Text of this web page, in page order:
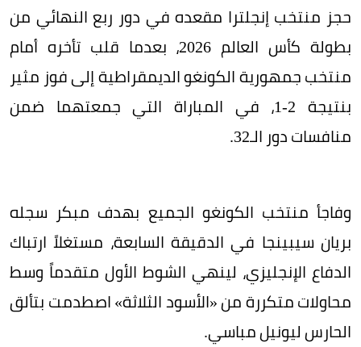
حجز منتخب إنجلترا مقعده في دور ربع النهائي من
بطولة كأس العالم 2026، بعدما قلب تأخره أمام
منتخب جمهورية الكونغو الديمقراطية إلى فوز مثير
بنتيجة 2-1، في المباراة التي جمعتهما ضمن
منافسات دور الـ32.
وفاجأ منتخب الكونغو الجميع بهدف مبكر سجله
بريان سيبينجا في الدقيقة السابعة، مستغلاً ارتباك
الدفاع الإنجليزي، لينهي الشوط الأول متقدماً وسط
محاولات متكررة من «الأسود الثلاثة» اصطدمت بتألق
الحارس ليونيل مباسي.